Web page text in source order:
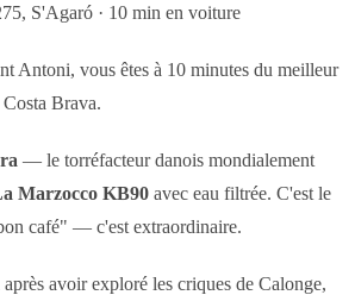
S'Agaró · 10 min en voiture
Antoni, vous êtes à 10 minutes du meilleur
Brava.
— le torréfacteur danois mondialement
Marzocco KB90 avec eau filtrée. C'est le
café" — c'est extraordinaire.
avoir exploré les criques de Calonge,